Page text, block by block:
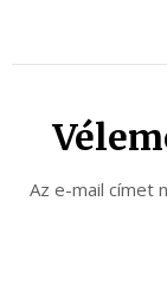
Az e-mail címet